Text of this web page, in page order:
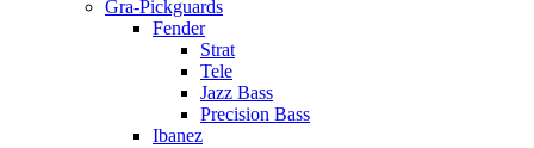
Gra-Pickguards
Fender
Strat
Tele
Jazz Bass
Precision Bass
Ibanez